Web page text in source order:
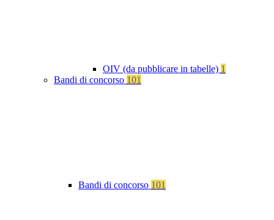
OIV (da pubblicare in tabelle) 1
Bandi di concorso 101
Bandi di concorso 101